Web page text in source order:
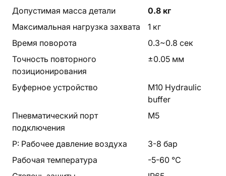
Допустимая масса детали
0.8 кг
Максимальная нагрузка захвата
1 кг
Время поворота
0.3~0.8 сек
Точность повторного
позиционирования
±0.05 мм
Буферное устройство
M10 Hydraulic
buffer
Пневматический порт
подключения
M5
P: Рабочее давление воздуха
3-8 бар
Рабочая температура
-5-60 °C